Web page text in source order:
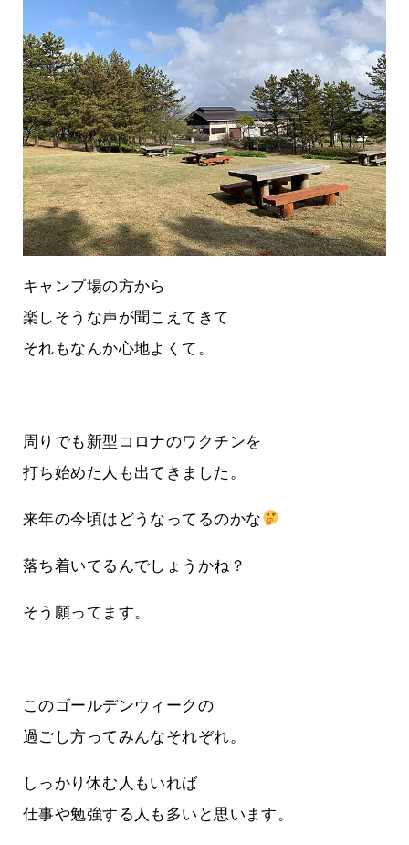
キャンプ場の方から
楽しそうな声が聞こえてきて
それもなんか心地よくて。
周りでも新型コロナのワクチンを
打ち始めた人も出てきました。
来年の今頃はどうなってるのかな
落ち着いてるんでしょうかね？
そう願ってます。
このゴールデンウィークの
過ごし方ってみんなそれぞれ。
しっかり休む人もいれば
仕事や勉強する人も多いと思います。